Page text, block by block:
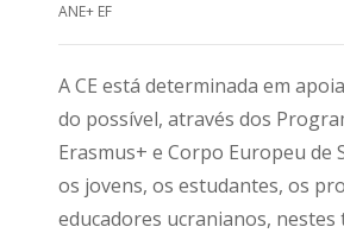
ANE+ EF
A CE está determinada em
do possível, através dos
Erasmus+ e Corpo Europeu de
os jovens, os estudantes, os
educadores ucranianos, nestes